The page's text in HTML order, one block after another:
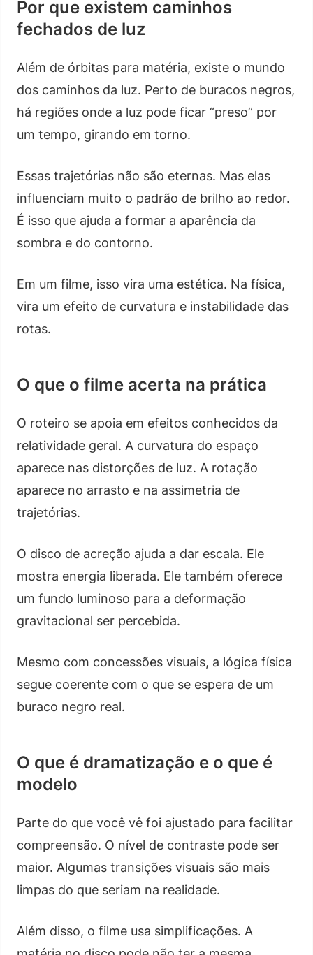
Por que existem caminhos
fechados de luz
Além de órbitas para matéria, existe o mundo
dos caminhos da luz. Perto de buracos negros,
há regiões onde a luz pode ficar “preso” por
um tempo, girando em torno.
Essas trajetórias não são eternas. Mas elas
influenciam muito o padrão de brilho ao redor.
É isso que ajuda a formar a aparência da
sombra e do contorno.
Em um filme, isso vira uma estética. Na física,
vira um efeito de curvatura e instabilidade das
rotas.
O que o filme acerta na prática
O roteiro se apoia em efeitos conhecidos da
relatividade geral. A curvatura do espaço
aparece nas distorções de luz. A rotação
aparece no arrasto e na assimetria de
trajetórias.
O disco de acreção ajuda a dar escala. Ele
mostra energia liberada. Ele também oferece
um fundo luminoso para a deformação
gravitacional ser percebida.
Mesmo com concessões visuais, a lógica física
segue coerente com o que se espera de um
buraco negro real.
O que é dramatização e o que é
modelo
Parte do que você vê foi ajustado para facilitar
compreensão. O nível de contraste pode ser
maior. Algumas transições visuais são mais
limpas do que seriam na realidade.
Além disso, o filme usa simplificações. A